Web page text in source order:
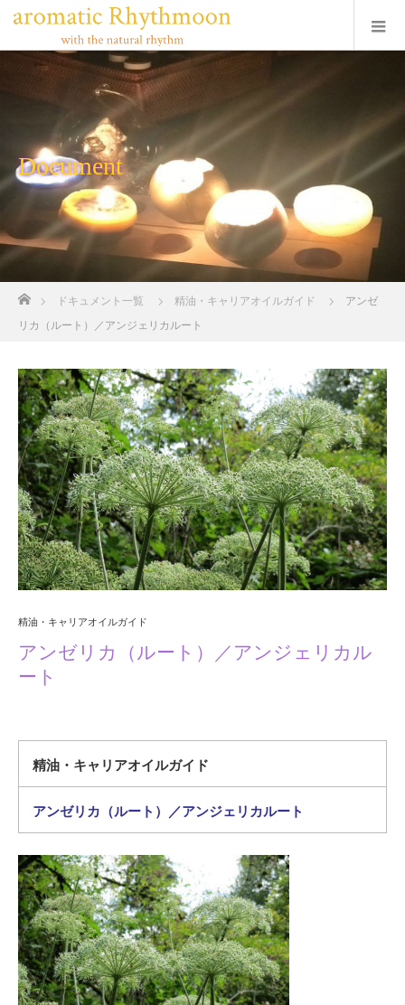
Document
ホーム
ドキュメント一覧 精油・キャリアオイルガイド
アンゼ
リカ（ルート）／アンジェリカルート
精油・キャリアオイルガイド
アンゼリカ（ルート）／アンジェリカル
ート
精油・キャリアオイルガイド
アンゼリカ（ルート）／アンジェリカルート